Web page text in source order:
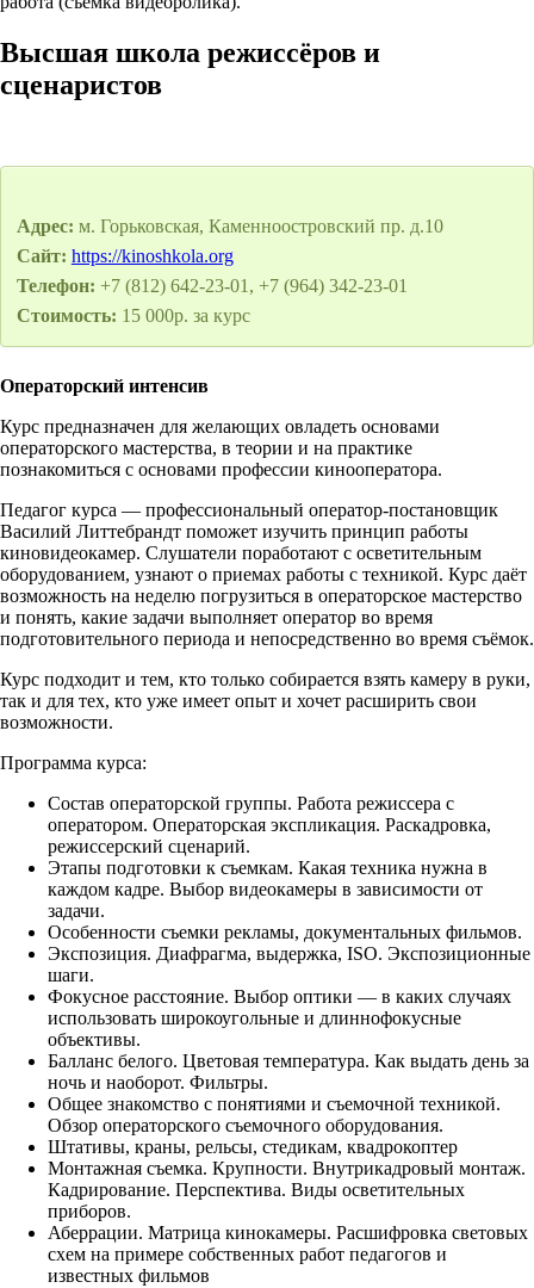
Высшая школа режиссёров и
сценаристов
Адрес: м. Горьковская, Каменноостровский пр. д.10
Сайт: https://kinoshkola.org
Телефон: +7 (812) 642-23-01, +7 (964) 342-23-01
Стоимость: 15 000р. за курс
Операторский интенсив
Курс предназначен для желающих овладеть основами
операторского мастерства, в теории и на практике
познакомиться с основами профессии кинооператора.
Педагог курса — профессиональный оператор-постановщик
Василий Литтебрандт поможет изучить принцип работы
киновидеокамер. Слушатели поработают с осветительным
оборудованием, узнают о приемах работы с техникой. Курс даёт
возможность на неделю погрузиться в операторское мастерство
и понять, какие задачи выполняет оператор во время
подготовительного периода и непосредственно во время съёмок.
Курс подходит и тем, кто только собирается взять камеру в руки,
так и для тех, кто уже имеет опыт и хочет расширить свои
возможности.
Программа курса:
Состав операторской группы. Работа режиссера с
оператором. Операторская экспликация. Раскадровка,
режиссерский сценарий.
Этапы подготовки к съемкам. Какая техника нужна в
каждом кадре. Выбор видеокамеры в зависимости от
задачи.
Особенности съемки рекламы, документальных фильмов.
Экспозиция. Диафрагма, выдержка, ISO. Экспозиционные
шаги.
Фокусное расстояние. Выбор оптики — в каких случаях
использовать широкоугольные и длиннофокусные
объективы.
Балланс белого. Цветовая температура. Как выдать день за
ночь и наоборот. Фильтры.
Общее знакомство с понятиями и съемочной техникой.
Обзор операторского съемочного оборудования.
Штативы, краны, рельсы, стедикам, квадрокоптер
Монтажная съемка. Крупности. Внутрикадровый монтаж.
Кадрирование. Перспектива. Виды осветительных
приборов.
Аберрации. Матрица кинокамеры. Расшифровка световых
схем на примере собственных работ педагогов и
известных фильмов